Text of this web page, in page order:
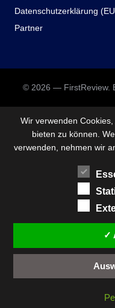
Datenschutzerklärung
Partner
© 2026 — FirstReview.
Wir verwenden
bieten zu können.
verwenden, nehmen wir
✓